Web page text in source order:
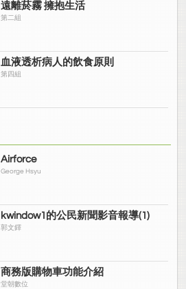
遠離菸霧 擁抱生活
第二組
血液透析病人的飲食原則
第四組
Airforce
George Hsyu
kwindow1的公民新聞影音報導(1)
郭文鐸
商務版購物車功能介紹
堂朝數位